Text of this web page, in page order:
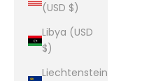
(USD $)
Libya (USD
$)
Liechtenstein